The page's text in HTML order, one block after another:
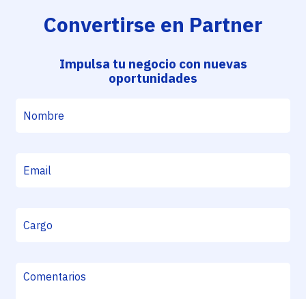
Convertirse en Partner
Impulsa tu negocio con nuevas
oportunidades